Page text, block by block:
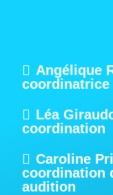
Angélique
coordinatrice
Léa
coordination
Caroline
coordination
audition